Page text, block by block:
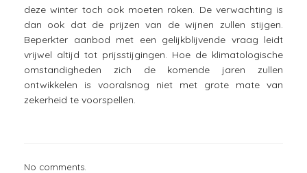
deze winter toch ook moeten roken. De verwachting is
dan ook dat de prijzen van de wijnen zullen stijgen.
Beperkter aanbod met een gelijkblijvende vraag leidt
vrijwel altijd tot prijsstijgingen. Hoe de klimatologische
omstandigheden zich de komende jaren zullen
ontwikkelen is vooralsnog niet met grote mate van
zekerheid te voorspellen.
No comments.